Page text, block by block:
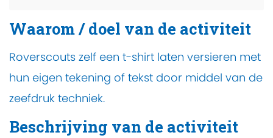
Waarom / doel van de activiteit
Roverscouts zelf een t-shirt laten versieren met
hun eigen tekening of tekst door middel van de
zeefdruk techniek.
Beschrijving van de activiteit